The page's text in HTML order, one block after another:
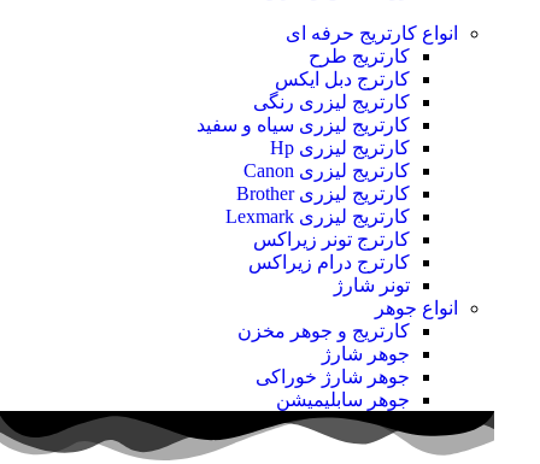
انواع کارتریج حرفه ای
کارتریج طرح
کارترج دبل ایکس
کارتریج لیزری رنگی
کارتریج لیزری سیاه و سفید
کارتریج لیزری Hp
کارتریج لیزری Canon
کارتریج لیزری Brother
کارتریج لیزری Lexmark
کارترج تونر زیراکس
کارترج درام زیراکس
تونر شارژ
انواع جوهر
کارتریج و جوهر مخزن
جوهر شارژ
جوهر شارژ خوراکی
جوهر سابلیمیشن